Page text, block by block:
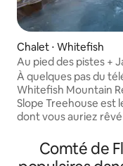
Chalet ⋅ Whitefish
Au pied des pistes +
la cabane dans les
À quelques pas du
Whitefish Mountain
Slope Treehouse est
dont vous auriez
Architecture
Des murs de
Comté de